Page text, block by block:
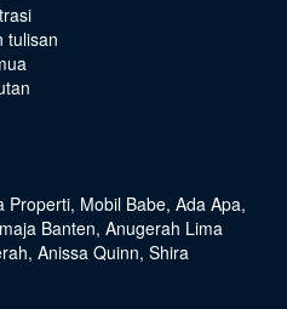
tulisan
Properti, Mobil Babe, Ada Apa,
Banten, Anugerah Lima
, Anissa Quinn, Shira